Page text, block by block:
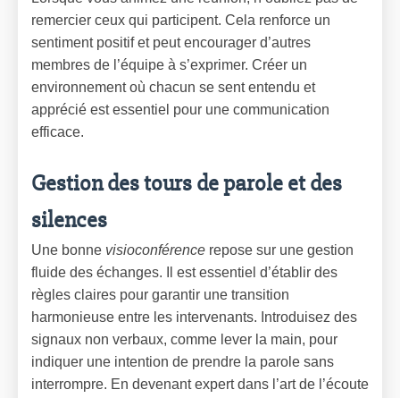
remercier ceux qui participent. Cela renforce un
sentiment positif et peut encourager d’autres
membres de l’équipe à s’exprimer. Créer un
environnement où chacun se sent entendu et
apprécié est essentiel pour une communication
efficace.
Gestion des tours de parole et des
silences
Une bonne visioconférence repose sur une gestion
fluide des échanges. Il est essentiel d’établir des
règles claires pour garantir une transition
harmonieuse entre les intervenants. Introduisez des
signaux non verbaux, comme lever la main, pour
indiquer une intention de prendre la parole sans
interrompre. En devenant expert dans l’art de l’écoute